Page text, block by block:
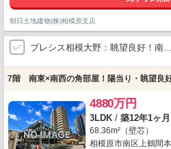
朝日土地建物(株)相模原支店
プレシス相模大野：眺望良好！南…
7階 南東×南西の角部屋！陽当り・眺望良
4880万円
3LDK / 築12年1ヶ月
68.36m²（壁芯）
相模原市南区上鶴間